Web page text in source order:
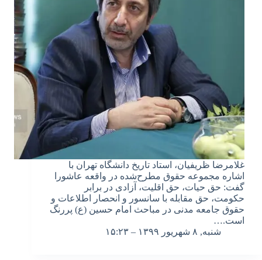
غلامرضا ظریفیان، استاد تاریخ دانشگاه تهران با
اشاره مجموعه حقوق مطرح‌شده در واقعه عاشورا
گفت: حق حیات، حق اقلیت، آزادی در برابر
حکومت، حق مقابله با سانسور و انحصار اطلاعات و
حقوق جامعه مدنی در مباحث امام حسین (ع) پررنگ
است.…
شنبه, ۸ شهریور ۱۳۹۹ – ۱۵:۲۳